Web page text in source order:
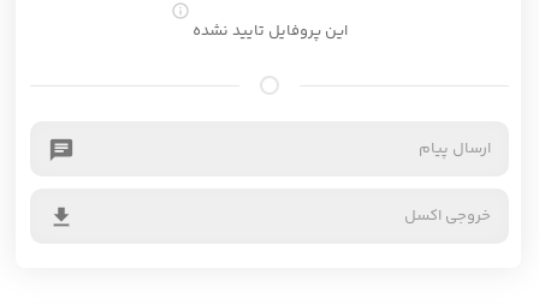
این پروفایل تایید نشده
info_outline
chat ارسال پیام
file_download خروجی اکسل